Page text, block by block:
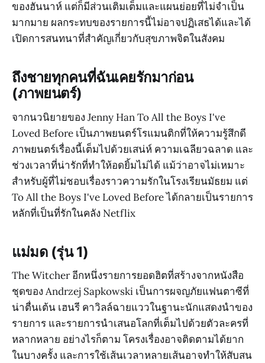
ของฮันนาห์ แต่ก็มีส่วนเติมเต็มและแผนย่อยที่ไม่จำเป็น
มากมาย ผลกระทบของรายการนี้ไม่อาจปฏิเสธได้และได้
เปิดการสนทนาที่สำคัญเกี่ยวกับสุขภาพจิตในสังคม
ถึงชายทุกคนที่ฉันเคยรักมาก่อน
(ภาพยนตร์)
จากนวนิยายของ Jenny Han To All the Boys I've
Loved Before เป็นภาพยนตร์โรแมนติกที่ให้ความรู้สึกดี
ภาพยนตร์เรื่องนี้เต็มไปด้วยเสน่ห์ ความเฉลียวฉลาด และ
ช่วงเวลาที่น่ารักที่ทำให้อดยิ้มไม่ได้ แม้ว่าอาจไม่เหมาะ
สำหรับผู้ที่ไม่ชอบเรื่องราวความรักในโรงเรียนมัธยม แต่
To All the Boys I've Loved Before ได้กลายเป็นรายการ
หลักที่เป็นที่รักในคลัง Netflix
แม่มด (รุ่น 1)
The Witcher อีกหนึ่งรายการยอดฮิตที่สร้างจากหนังสือ
ชุดของ Andrzej Sapkowski เป็นการผจญภัยแฟนตาซีที่
น่าตื่นเต้น เฮนรี คาวิลล์ฉายแววในฐานะนักแสดงนำของ
รายการ และรายการนำเสนอโลกที่เต็มไปด้วยตัวละครที่
หลากหลาย อย่างไรก็ตาม โครงเรื่องอาจติดตามได้ยาก
ในบางครั้ง และการใช้เส้นเวลาหลายเส้นอาจทำให้สับสน